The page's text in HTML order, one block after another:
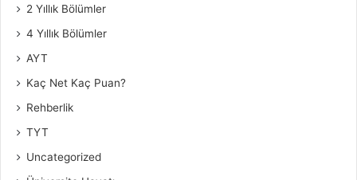
2 Yıllık Bölümler
4 Yıllık Bölümler
AYT
Kaç Net Kaç Puan?
Rehberlik
TYT
Uncategorized